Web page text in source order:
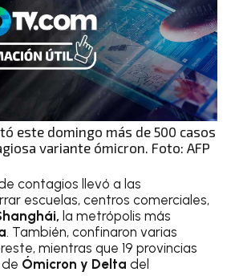
este domingo más de 500 casos
variante ómicron. Foto: AFP
contagios llevó a las
escuelas, centros comerciales,
la metrópolis más
. También, confinaron varias
mientras que 19 provincias
Ómicron y Deltadel